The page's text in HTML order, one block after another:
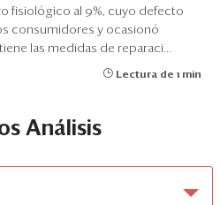
fisiológico al 9%, cuyo defecto
consumidores y ocasionó
las medidas de reparaci...
Lectura de 1 min
Análisis